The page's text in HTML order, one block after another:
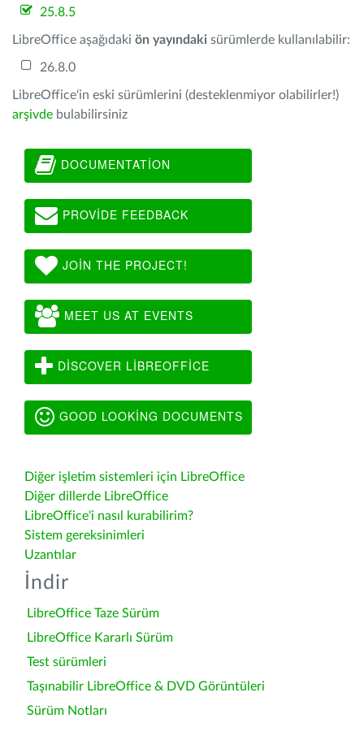
25.8.5
LibreOffice aşağıdaki ön yayındaki sürümlerde kullanılabilir:
26.8.0
LibreOffice'in eski sürümlerini (desteklenmiyor olabilirler!)
arşivde bulabilirsiniz
DOCUMENTATION
PROVIDE FEEDBACK
JOIN THE PROJECT!
MEET US AT EVENTS
DISCOVER LIBREOFFICE
GOOD LOOKING DOCUMENTS
Diğer işletim sistemleri için LibreOffice
Diğer dillerde LibreOffice
LibreOffice'i nasıl kurabilirim?
Sistem gereksinimleri
Uzantılar
İndir
LibreOffice Taze Sürüm
LibreOffice Kararlı Sürüm
Test sürümleri
Taşınabilir LibreOffice & DVD Görüntüleri
Sürüm Notları